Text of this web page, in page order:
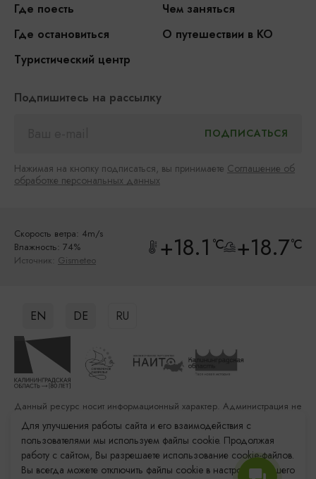
Где поесть
Чем заняться
Где остановиться
О путешествии в КО
Туристический центр
Подпишитесь на рассылку
Нажимая на кнопку подписаться, вы принимаете Соглашение об
обработке персональных данных
Скорость ветра: 4m/s
Влажность: 74%
Источник: Gismeteo +18.1 °C +18.7°C
EN DE RU
Данный ресурс носит информационный характер. Администрация не
несет ответственности за качество услуг, предоставленных
сторонними организациями
Разработка сайта: «Решение»
Продвижение сайта: Remarka Agency
Для улучшения работы сайта и его взаимодействия с
пользователями мы используем файлы cookie. Продолжая
работу с сайтом, Вы разрешаете использование cookie-файлов.
Вы всегда можете отключить файлы cookie в настройках Вашего